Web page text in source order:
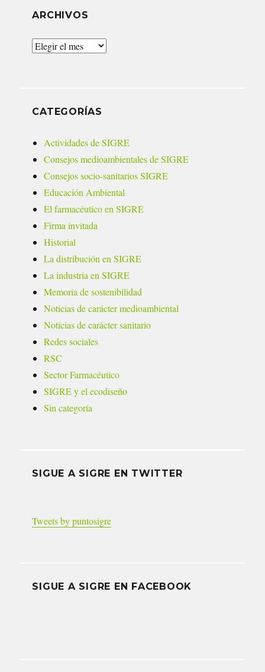
ARCHIVOS
Archivos
CATEGORÍAS
Actividades de SIGRE
Consejos medioambientales de SIGRE
Consejos socio-sanitarios SIGRE
Educación Ambiental
El farmacéutico en SIGRE
Firma invitada
Historial
La distribución en SIGRE
La industria en SIGRE
Memoria de sostenibilidad
Noticias de carácter medioambiental
Noticias de carácter sanitario
Redes sociales
RSC
Sector Farmacéutico
SIGRE y el ecodiseño
Sin categoría
SIGUE A SIGRE EN TWITTER
Tweets by puntosigre
SIGUE A SIGRE EN FACEBOOK